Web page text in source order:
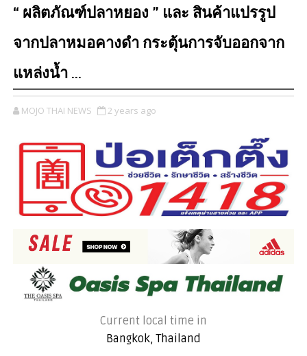
“ ผลิตภัณฑ์ปลาหยอง ” และ สินค้าแปรรูป
จากปลาหมอคางดำ กระตุ้นการจับออกจาก
แหล่งน้ำ ...
MOJO THAI NEWS 2 years ago
Current local time in
Bangkok, Thailand